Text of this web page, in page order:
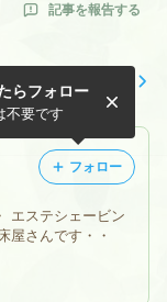
記事を報告する
りましたね・・・
エステシェービン
さんです・・
らフォロー
不要です
フォロー